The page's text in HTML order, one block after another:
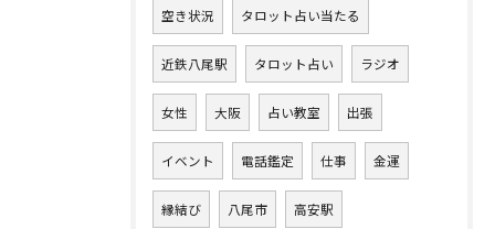
空き状況 タロット占い当たる
近鉄八尾駅 タロット占い ラジオ
女性 大阪 占い教室 出張
イベント 電話鑑定 仕事 金運
縁結び 八尾市 高安駅